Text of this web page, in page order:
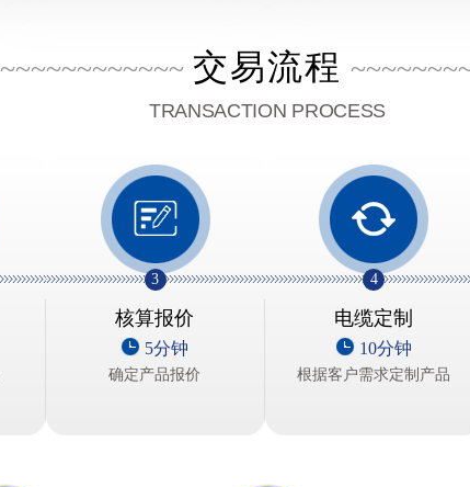
~~~~~~~~~~~~ 交易流程
TRANSACTION PROCESS
3
核算报价
5分钟
确定产品报价
4
电缆定制
10分钟
根据客户需求定制产品